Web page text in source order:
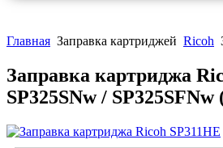
Главная Заправка картриджей Ricoh
Заправка картриджа
SP325SNw / SP325SFNw